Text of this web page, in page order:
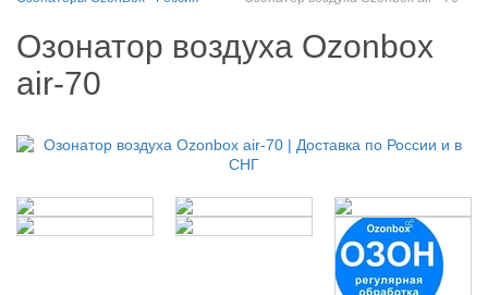
Озонатор воздуха Ozonbox
air-70